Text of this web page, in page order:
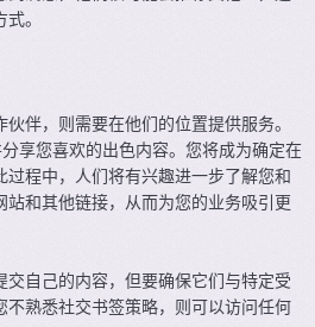
。
伴，则需要在他们的位置提供服务。
享您喜欢的出色内容。您将成为确定在
程中，人们将有兴趣进一步了解您和
和其他链接，从而为您的业务吸引更
自己的内容，但要确保它们与特定受
不熟悉社交书签策略，则可以访问任何